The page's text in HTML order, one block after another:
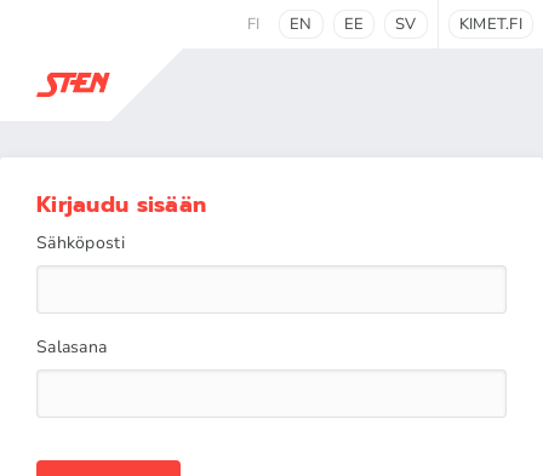
FI EN EE SV KIMET.FI
Kirjaudu sisään
Sähköposti
Salasana